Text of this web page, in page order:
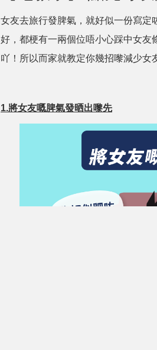
女友去旅行發脾氣，就好似一份寫定
好，都梗有一兩個位唔小心踩中女
吖！所以而家就教定你幾招嚟減少女
1.將女友嘅脾氣發晒出嚟先